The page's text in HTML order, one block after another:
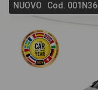
NUOVO Cod.